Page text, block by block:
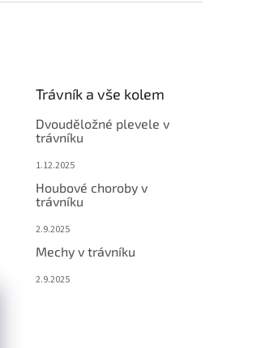
Trávník a vše kolem
Dvouděložné plevele v
trávníku
1.12.2025
Houbové choroby v
trávníku
2.9.2025
Mechy v trávníku
2.9.2025